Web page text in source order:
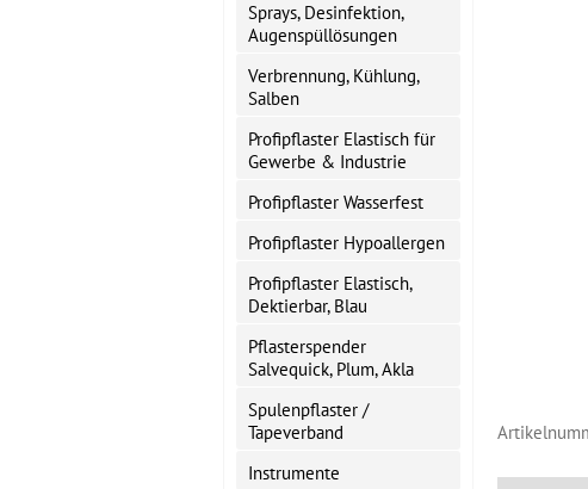
Sprays, Desinfektion,
Augenspüllösungen
Verbrennung, Kühlung,
Salben
Profipflaster Elastisch für
Gewerbe & Industrie
Profipflaster Wasserfest
Profipflaster Hypoallergen
Profipflaster Elastisch,
Dektierbar, Blau
Pflasterspender
Salvequick, Plum, Akla
Spulenpflaster /
Tapeverband
Instrumente